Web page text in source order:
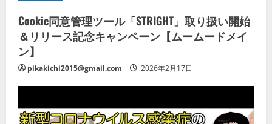
Cookie同意管理ツール「STRIGHT」取り扱い開始
＆リリース記念キャンペーン【ムームードメイ
ン】
pikakichi2015@gmail.com 2026年2月17日